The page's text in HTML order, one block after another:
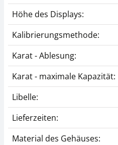
Höhe des Displays:
Kalibrierungsmethode:
Karat - Ablesung:
Karat - maximale Kapazität:
Libelle:
Lieferzeiten:
Material des Gehäuses: